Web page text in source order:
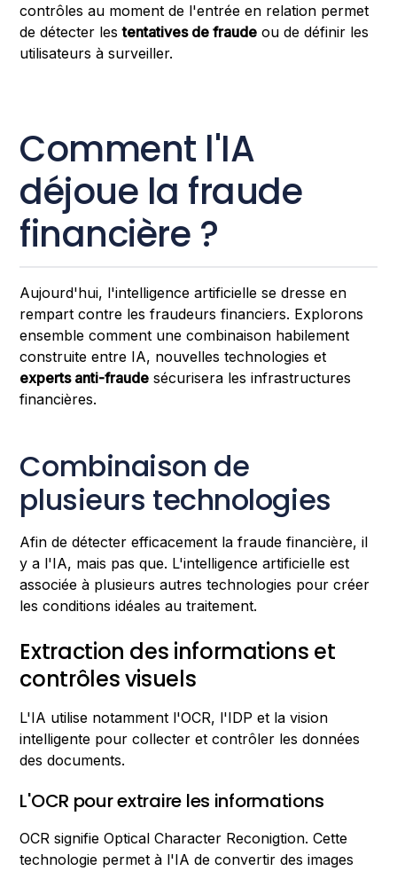
contrôles au moment de l'entrée en relation permet
de détecter lestentatives de fraude ou de définir les
utilisateurs à surveiller.
Comment l'IA
déjoue la fraude
financière ?
Aujourd'hui, l'intelligence artificielle se dresse en
rempart contre les fraudeurs financiers. Explorons
ensemble comment une combinaison habilement
construite entre IA, nouvelles technologies et
experts anti-fraude sécurisera les infrastructures
financières.
Combinaison de
plusieurs technologies
Afin de détecter efficacement la fraude financière, il
y a l'IA, mais pas que. L'intelligence artificielle est
associée à plusieurs autres technologies pour créer
les conditions idéales au traitement.
Extraction des informations et
contrôles visuels
L'IA utilise notamment l'OCR, l'IDP et la vision
intelligente pour collecter et contrôler les données
des documents.
L'OCR pour extraire les informations
OCR signifie Optical Character Reconigtion. Cette
technologie permet à l'IA de convertir des images